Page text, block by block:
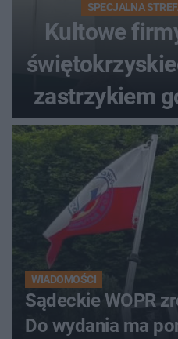
SPECJALNA
Kultowe
zastrzykiem
WIADOMOŚCI
Sądeckie WOPR
Do wydania ma